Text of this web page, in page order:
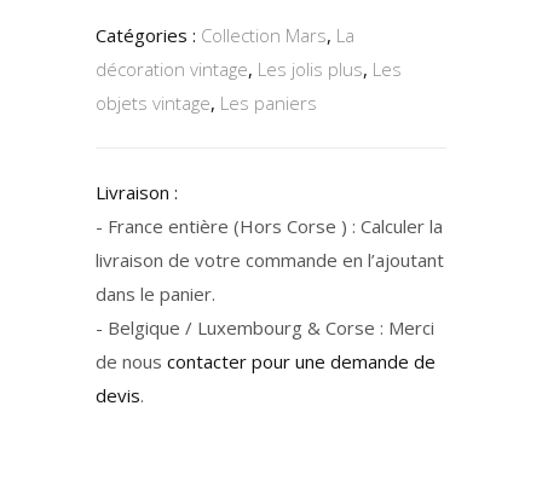
Catégories : Collection Mars, La
décoration vintage, Les jolis plus, Les
objets vintage, Les paniers
Livraison :
- France entière (Hors Corse ) : Calculer la
livraison de votre commande en l’ajoutant
dans le panier.
- Belgique / Luxembourg & Corse : Merci
de nous contacter pour une demande de
devis.